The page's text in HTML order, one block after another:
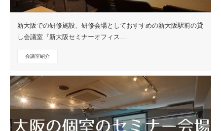
新大阪での研修施設、研修会場としておすすめの新大阪駅前の貸
し会議室『新大阪セミナーオフィス…
会議室紹介